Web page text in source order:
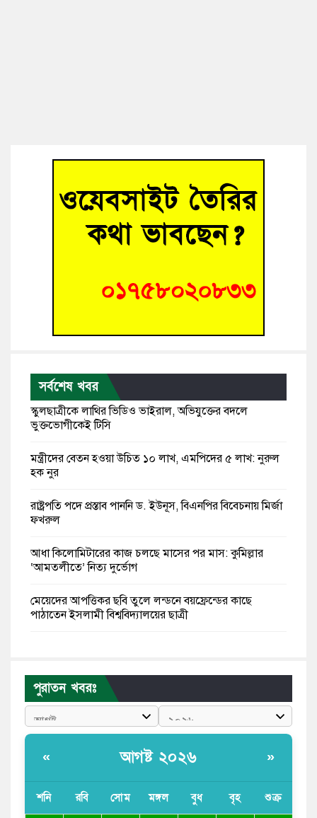
সর্বশেষ খবর
স্কুলছাত্রীকে লাথির ভিডিও ভাইরাল, অভিযুক্তের বদলে
ভুক্তভোগীকেই টিসি
মন্ত্রীদের বেতন হওয়া উচিত ১০ লাখ, এমপিদের ৫ লাখ: নুরুল
হক নুর
রাষ্ট্রপতি পদে প্রস্তাব পাননি ড. ইউনূস, বিএনপির বিবেচনায় মির্জা
ফখরুল
আধা কিলোমিটারের কাজ চলছে মাসের পর মাস: কুমিল্লার
‘আমতলীতে’ নিত্য দুর্ভোগ
মেয়েদের আপত্তিকর ছবি তুলে লন্ডনে বয়ফ্রেন্ডের কাছে
পাঠাতেন ইসলামী বিশ্ববিদ্যালয়ের ছাত্রী
পাঁচ দেশি মাছে মিলল মাইক্রোপ্লাস্টিক, সবচেয়ে বেশি কই মাছে
বাংলাদেশী কর্মীদের আকামা নিয়ে বড় সুখবর দিলো সৌদি
সজীব ওয়াজেদ জয়
পুরাতন খবরঃ
« আগষ্ট ২০২৬ »
শনি রবি সোম মঙ্গল বুধ বৃহ শুক্র